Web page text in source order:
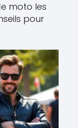
moto les
pour